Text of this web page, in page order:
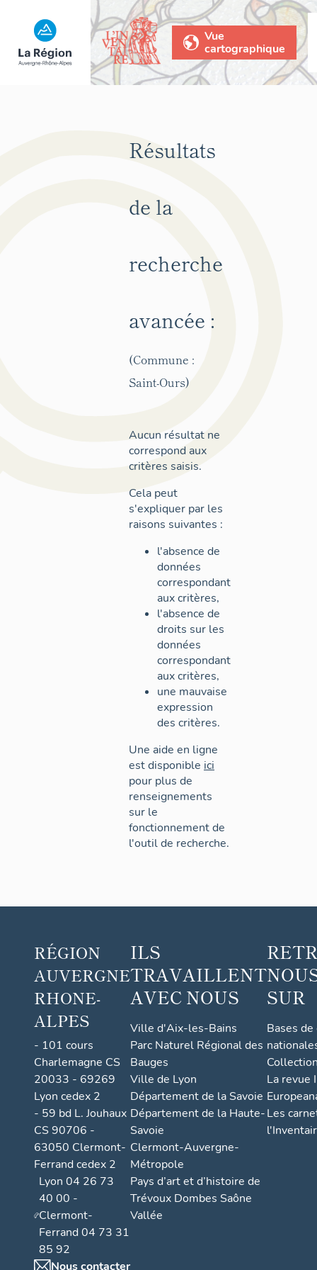
Vue
cartographique
Résultats
de la
recherche
avancée :
(Commune :
Saint-Ours)
Aucun résultat ne
correspond aux
critères saisis.
Cela peut
s'expliquer par les
raisons suivantes :
l'absence de
données
correspondant
aux critères,
l'absence de
droits sur les
données
correspondant
aux critères,
une mauvaise
expression
des critères.
Une aide en ligne
est disponible ici
pour plus de
renseignements
sur le
fonctionnement de
l'outil de recherche.
RÉGION
AUVERGNE
RHONE-
ALPES
- 101 cours
Charlemagne CS
20033 - 69269
Lyon cedex 2
- 59 bd L. Jouhaux
CS 90706 -
63050 Clermont-
Ferrand cedex 2
Lyon 04 26 73
40 00 -
Clermont-
Ferrand 04 73 31
85 92
Nous contacter
ILS
TRAVAILLENT
AVEC NOUS
Ville d'Aix-les-Bains
Parc Naturel Régional des
Bauges
Ville de Lyon
Département de la Savoie
Département de la Haute-
Savoie
Clermont-Auvergne-
Métropole
Pays d’art et d’histoire de
Trévoux Dombes Saône
Vallée
SUR
Bases
La revue
Les